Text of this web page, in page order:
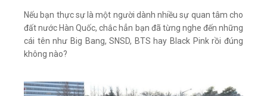
Nếu bạn thực sự là một người dành nhiều sự quan tâm cho
đất nước Hàn Quốc, chắc hẳn bạn đã từng nghe đến những
cái tên như Big Bang, SNSD, BTS hay Black Pink rồi đúng
không nào?